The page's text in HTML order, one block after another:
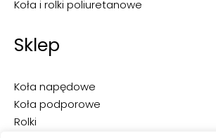
Koła i rolki poliuretanowe
Sklep
Koła napędowe
Koła podporowe
Rolki